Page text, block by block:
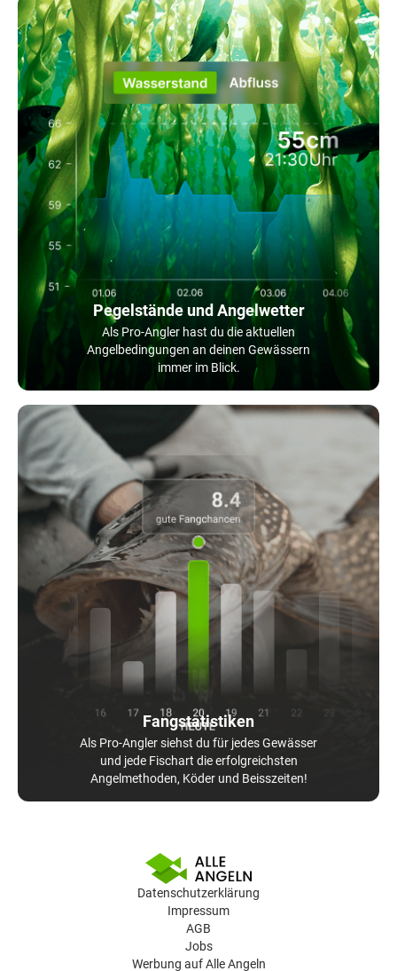
Pegelstände und Angelwetter
Als Pro-Angler hast du die aktuellen
Angelbedingungen an deinen Gewässern
immer im Blick.
Fangstatistiken
Als Pro-Angler siehst du für jedes Gewässer
und jede Fischart die erfolgreichsten
Angelmethoden, Köder und Beisszeiten!
Datenschutzerklärung
Impressum
AGB
Jobs
Werbung auf Alle Angeln